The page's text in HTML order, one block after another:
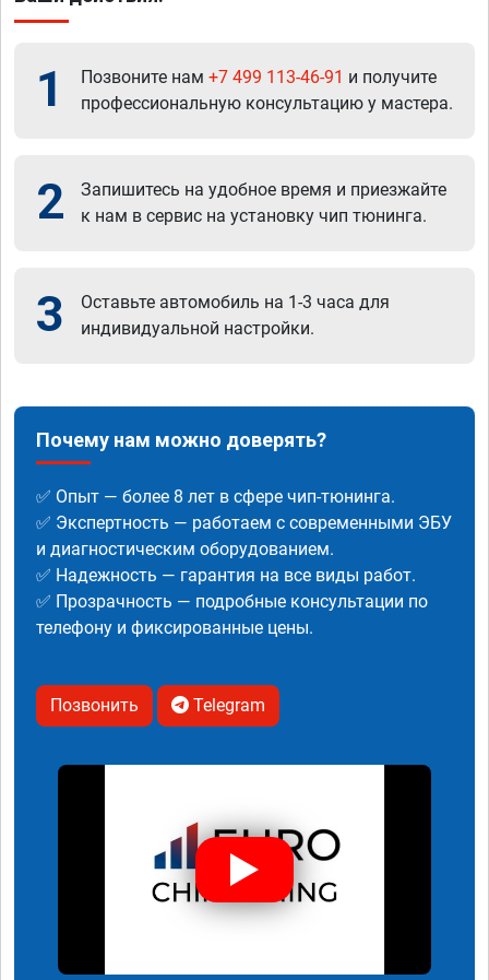
1 Позвоните нам +7 499 113-46-91 и получите
профессиональную консультацию у мастера.
2
Запишитесь на удобное время и приезжайте
к нам в сервис на установку чип тюнинга.
3
Оставьте автомобиль на 1-3 часа для
индивидуальной настройки.
Почему нам можно доверять?
✅ Опыт — более 8 лет в сфере чип-тюнинга.
✅ Экспертность — работаем с современными ЭБУ
и диагностическим оборудованием.
✅ Надежность — гарантия на все виды работ.
✅ Прозрачность — подробные консультации по
телефону и фиксированные цены.
Позвонить Telegram